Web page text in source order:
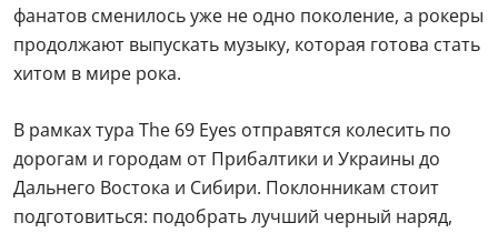
фанатов сменилось уже не одно поколение, а рокеры
продолжают выпускать музыку, которая готова стать
хитом в мире рока.
В рамках тура The 69 Eyes отправятся колесить по
дорогам и городам от Прибалтики и Украины до
Дальнего Востока и Сибири. Поклонникам стоит
подготовиться: подобрать лучший черный наряд,